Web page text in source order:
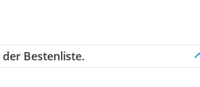
Bestenliste.